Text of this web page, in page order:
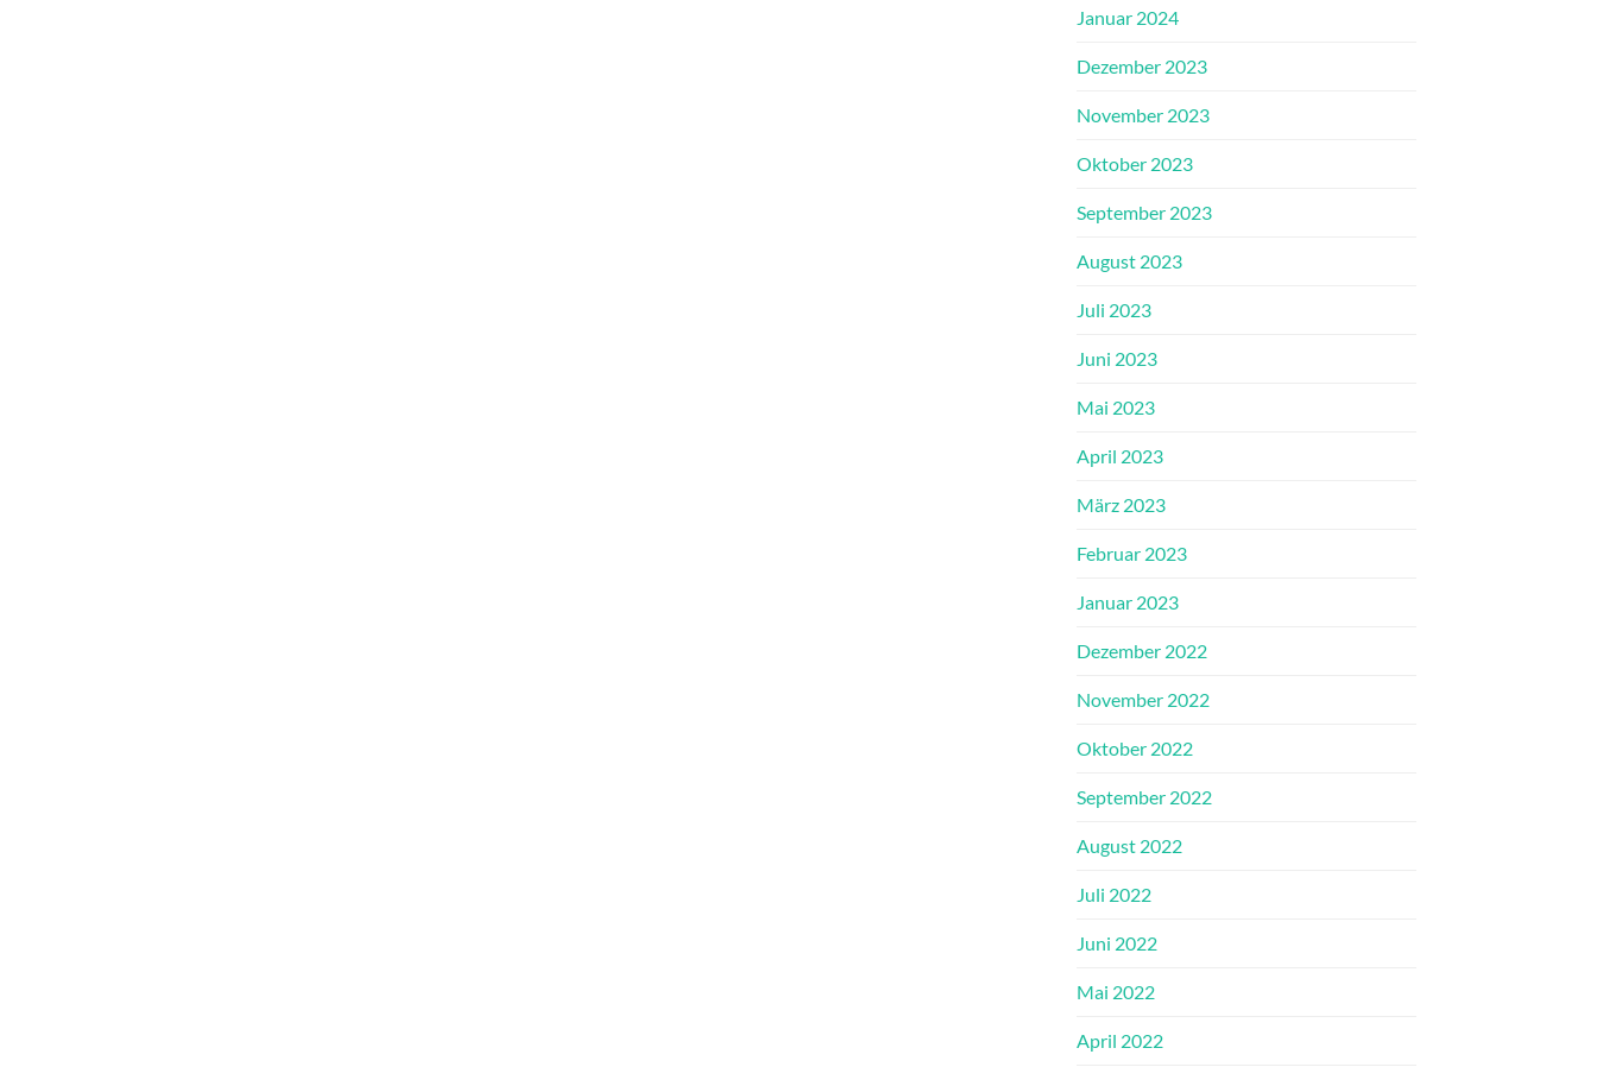
Januar 2024
Dezember 2023
November 2023
Oktober 2023
September 2023
August 2023
Juli 2023
Juni 2023
Mai 2023
April 2023
März 2023
Februar 2023
Januar 2023
Dezember 2022
November 2022
Oktober 2022
September 2022
August 2022
Juli 2022
Juni 2022
Mai 2022
April 2022